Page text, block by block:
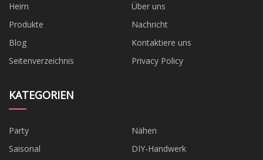
Heim
Über uns
Produkte
Nachricht
Blog
Kontaktiere uns
Seitenverzeichnis
Privacy Policy
KATEGORIEN
Party
Nähen
Saisonal
DIY-Handwerk